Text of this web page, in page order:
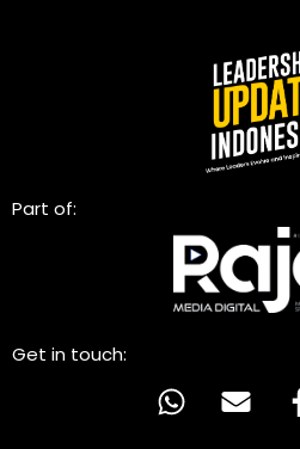
Part of:
Get in touch: